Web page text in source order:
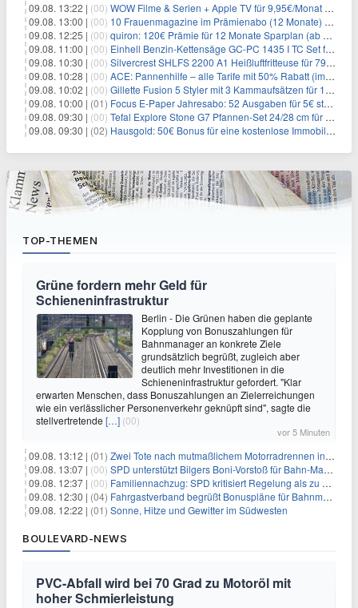
09.08. 13:22 | (00) WOW Filme & Serien + Apple TV für 9,95€/Monat // Alles von WOW (Filme, Serien, Live-Sport) für 34,97€/Monat
09.08. 13:00 | (00) 10 Frauenmagazine im Prämienabo (12 Monate) mit Prämien bis zu 225€
09.08. 12:25 | (00) quiron: 120€ Prämie für 12 Monate Sparplan (ab 100€/Monat)
09.08. 11:00 | (00) Einhell Benzin-Kettensäge GC-PC 1435 I TC Set für 99,99€
09.08. 10:30 | (00) Silvercrest SHLFS 2200 A1 Heißluftfritteuse für 79,99€ – Grill & Räucherfunktion
09.08. 10:28 | (00) ACE: Pannenhilfe – alle Tarife mit 50% Rabatt (im ersten Jahr)
09.08. 10:02 | (00) Gillette Fusion 5 Styler mit 3 Kammaufsätzen für 16€
09.08. 10:00 | (01) Focus E-Paper Jahresabo: 52 Ausgaben für 5€ statt 207,48€ – per Formular kündbar!
09.08. 09:30 | (00) Tefal Explore Stone G7 Pfannen-Set 24/28 cm für 54,99€
09.08. 09:30 | (02) Hausgold: 50€ Bonus für eine kostenlose Immobilienbewertung
TOP-THEMEN
Grüne fordern mehr Geld für
Schieneninfrastruktur
Berlin - Die Grünen haben die geplante
Kopplung von Bonuszahlungen für
Bahnmanager an konkrete Ziele
grundsätzlich begrüßt, zugleich aber
deutlich mehr Investitionen in die
Schieneninfrastruktur gefordert. "Klar
erwarten Menschen, dass Bonuszahlungen an Zielerreichungen
wie ein verlässlicher Personenverkehr geknüpft sind", sagte die
stellvertretende […] (00)
vor 5 Minuten
09.08. 13:12 | (01) Zwei Tote nach mutmaßlichem Motorradrennen in Köln
09.08. 13:07 | (00) SPD unterstützt Bilgers Boni-Vorstoß für Bahn-Manager
09.08. 12:37 | (00) Familiennachzug: SPD kritisiert Regelung als zu streng
09.08. 12:30 | (04) Fahrgastverband begrüßt Bonuspläne für Bahnmanager
09.08. 12:22 | (01) Sonne, Hitze und Gewitter im Südwesten
BOULEVARD-NEWS
PVC-Abfall wird bei 70 Grad zu Motoröl mit
hoher Schmierleistung